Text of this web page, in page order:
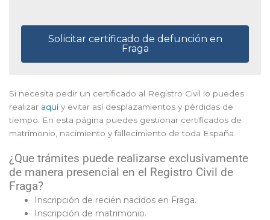
Solicitar certificado de defunción en
Fraga
Si necesita pedir un certificado al Registro Civil lo puedes
realizar aquíy evitar así desplazamientos y pérdidas de
tiempo. En esta página puedes gestionar certificados de
matrimonio, nacimiento y fallecimiento de toda España.
¿Que trámites puede realizarse exclusivamente
de manera presencial en el Registro Civil de
Fraga?
Inscripción de recién nacidos en Fraga.
Inscripción de matrimonio.